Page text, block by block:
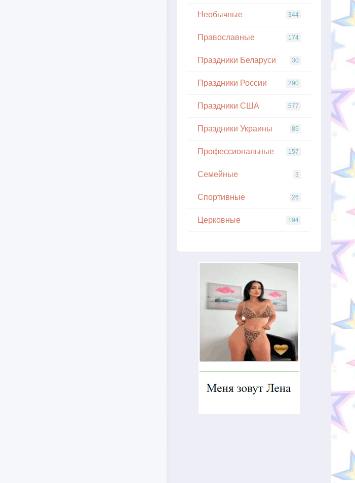
Необычные 344
Православные 174
Праздники Беларуси 30
Праздники России 290
Праздники США 577
Праздники Украины 85
Профессиональные 157
Семейные 3
Спортивные 26
Церковные 194